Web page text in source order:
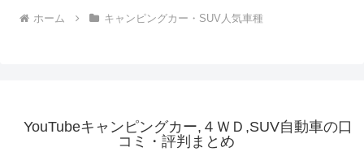
ホーム キャンピングカー・SUV人気車種
YouTubeキャンピングカー,４ＷＤ,SUV自動車の口
コミ・評判まとめ